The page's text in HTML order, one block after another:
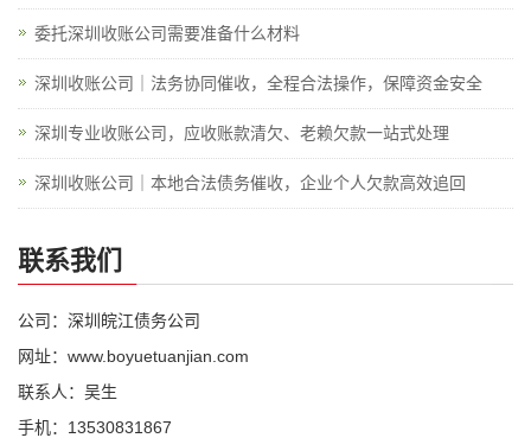
委托深圳收账公司需要准备什么材料
深圳收账公司｜法务协同催收，全程合法操作，保障资金安全
深圳专业收账公司，应收账款清欠、老赖欠款一站式处理
深圳收账公司｜本地合法债务催收，企业个人欠款高效追回
联系我们
公司：深圳皖江债务公司
网址：www.boyuetuanjian.com
联系人：吴生
手机：13530831867